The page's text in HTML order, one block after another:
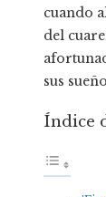
cuando
del
sus
Índice